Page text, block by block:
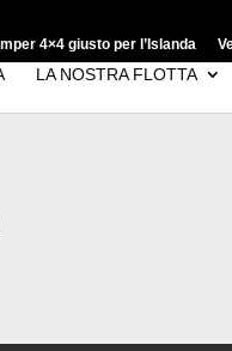
4×4 giusto per l’Islanda
LA NOSTRA FLOTTA